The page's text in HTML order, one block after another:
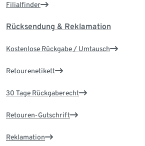
Filialfinder
Rücksendung & Reklamation
Kostenlose Rückgabe / Umtausch
Retourenetikett
30 Tage Rückgaberecht
Retouren-Gutschrift
Reklamation